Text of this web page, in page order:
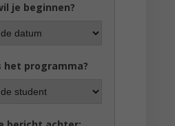
je beginnen?
het programma?